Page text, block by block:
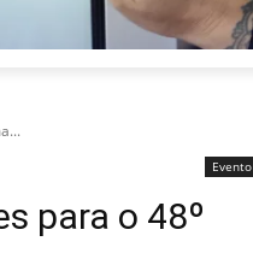
Evento
para o 48º